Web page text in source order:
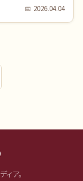
📅 2026.04.04
ア。